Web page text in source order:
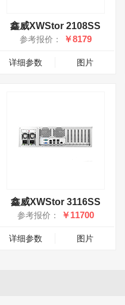
鑫威XWStor 2108SS
参考报价： ￥8179
详细参数 图片
鑫威XWStor 3116SS
参考报价： ￥11700
详细参数 图片